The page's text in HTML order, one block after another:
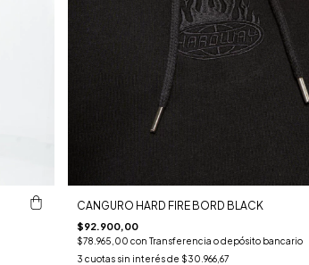
CANGURO HARD FIRE BORD BLACK
$92.900,00
$78.965,00 con Transferencia o depósito bancario
3 cuotas sin interés de $30.966,67